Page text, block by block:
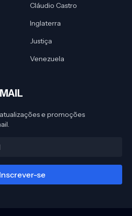
Cláudio Castro
Inglaterra
Justiça
Venezuela
e promoções